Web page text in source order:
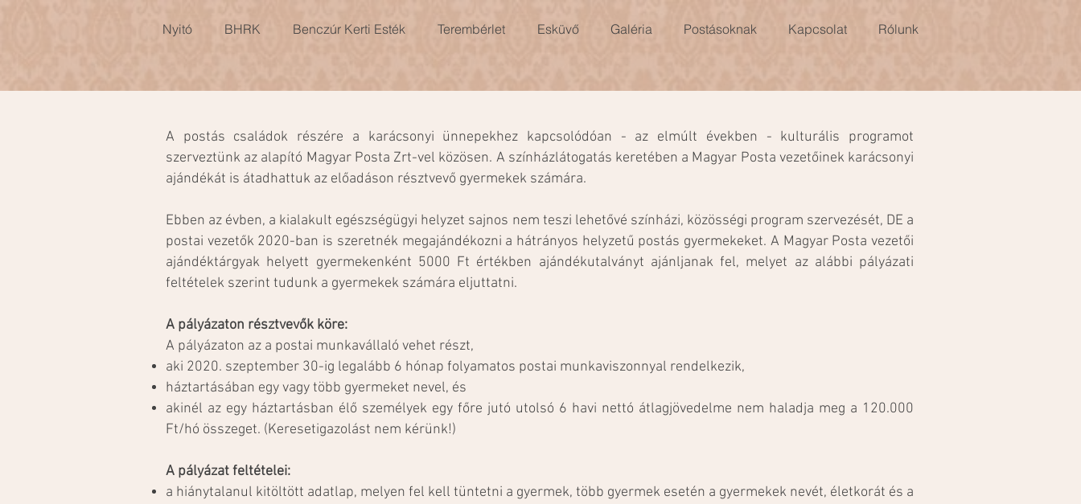
Nyitó BHRK Benczúr Kerti Esték Terembérlet Esküvő Galéria Postásoknak Kapcsolat Rólunk
A postás családok részére a karácsonyi ünnepekhez kapcsolódóan - az elmúlt években - kulturális programot
szerveztünk az alapító Magyar Posta Zrt-vel közösen. A színházlátogatás keretében a Magyar Posta vezetőinek karácsonyi
ajándékát is átadhattuk az előadáson résztvevő gyermekek számára.
Ebben az évben, a kialakult egészségügyi helyzet sajnos nem teszi lehetővé színházi, közösségi program szervezését, DE a
postai vezetők 2020-ban is szeretnék megajándékozni a hátrányos helyzetű postás gyermekeket. A Magyar Posta vezetői
ajándéktárgyak helyett gyermekenként 5000 Ft értékben ajándékutalványt ajánljanak fel, melyet az alábbi pályázati
feltételek szerint tudunk a gyermekek számára eljuttatni.
A pályázaton résztvevők köre:
A pályázaton az a postai munkavállaló vehet részt,
aki 2020. szeptember 30-ig legalább 6 hónap folyamatos postai munkaviszonnyal rendelkezik,
háztartásában egy vagy több gyermeket nevel, és
akinél az egy háztartásban élő személyek egy főre jutó utolsó 6 havi nettó átlagjövedelme nem haladja meg a 120.000
Ft/hó összeget. (Keresetigazolást nem kérünk!)
A pályázat feltételei:
a hiánytalanul kitöltött adatlap, melyen fel kell tüntetni a gyermek, több gyermek esetén a gyermekek nevét, életkorát és a